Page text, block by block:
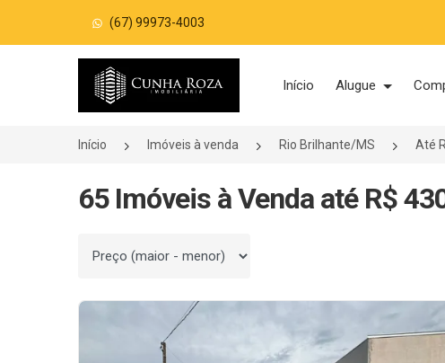
(67) 99973-4003
Página inicial
Início Alugue
Início Imóveis à venda Rio Brilhante/MS Até
65 Imóveis à Venda até R$
Ordenar por